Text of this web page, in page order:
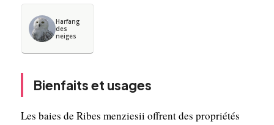
Harfang
des
neiges
Bienfaits et usages
Les baies de Ribes menziesii offrent des propriétés